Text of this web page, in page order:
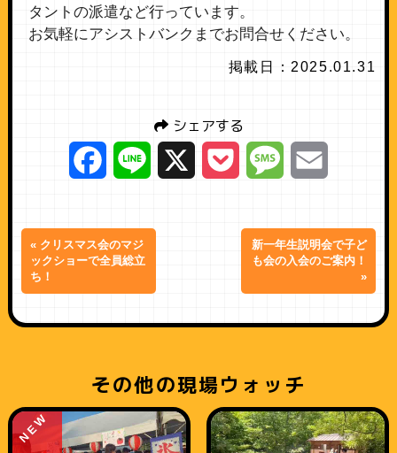
タントの派遣など行っています。
お気軽にアシストバンクまでお問合せください。
掲載日：2025.01.31
シェアする
Facebook
Line Pocket Message
« クリスマス会のマジ
ックショーで全員総立
ち！
新一年生説明会で子ど
も会の入会のご案内！
»
その他の現場ウォッチ
NEW